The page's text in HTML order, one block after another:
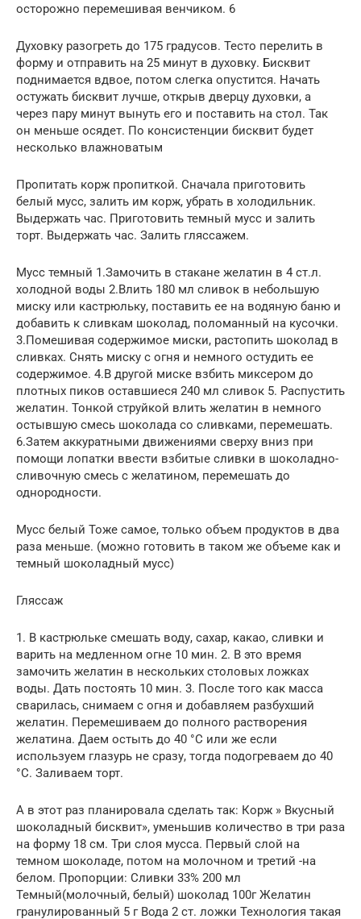
осторожно перемешивая венчиком. 6
Духовку разогреть до 175 градусов. Тесто перелить в
форму и отправить на 25 минут в духовку. Бисквит
поднимается вдвое, потом слегка опустится. Начать
остужать бисквит лучше, открыв дверцу духовки, а
через пару минут вынуть его и поставить на стол. Так
он меньше осядет. По консистенции бисквит будет
несколько влажноватым
Пропитать корж пропиткой. Сначала приготовить
белый мусс, залить им корж, убрать в холодильник.
Выдержать час. Приготовить темный мусс и залить
торт. Выдержать час. Залить гляссажем.
Мусс темный 1.Замочить в стакане желатин в 4 ст.л.
холодной воды 2.Влить 180 мл сливок в небольшую
миску или кастрюльку, поставить ее на водяную баню и
добавить к сливкам шоколад, поломанный на кусочки.
3.Помешивая содержимое миски, растопить шоколад в
сливках. Снять миску с огня и немного остудить ее
содержимое. 4.В другой миске взбить миксером до
плотных пиков оставшиеся 240 мл сливок 5. Распустить
желатин. Тонкой струйкой влить желатин в немного
остывшую смесь шоколада со сливками, перемешать.
6.Затем аккуратными движениями сверху вниз при
помощи лопатки ввести взбитые сливки в шоколадно-
сливочную смесь с желатином, перемешать до
однородности.
Мусс белый Тоже самое, только объем продуктов в два
раза меньше. (можно готовить в таком же объеме как и
темный шоколадный мусс)
Гляссаж
1. В кастрюльке смешать воду, сахар, какао, сливки и
варить на медленном огне 10 мин. 2. В это время
замочить желатин в нескольких столовых ложках
воды. Дать постоять 10 мин. 3. После того как масса
сварилась, снимаем с огня и добавляем разбухший
желатин. Перемешиваем до полного растворения
желатина. Даем остыть до 40 °С или же если
используем глазурь не сразу, тогда подогреваем до 40
°С. Заливаем торт.
А в этот раз планировала сделать так: Корж » Вкусный
шоколадный бисквит», уменьшив количество в три раза
на форму 18 см. Три слоя мусса. Первый слой на
темном шоколаде, потом на молочном и третий -на
белом. Пропорции: Сливки 33% 200 мл
Темный(молочный, белый) шоколад 100г Желатин
гранулированный 5 г Вода 2 ст. ложки Технология такая